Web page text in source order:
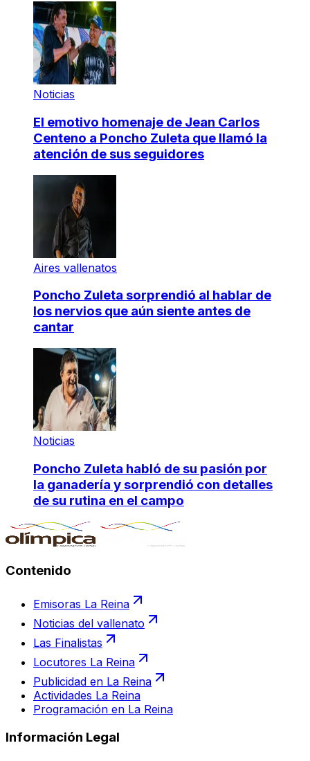
Noticias
El emotivo homenaje de Jean Carlos
Centeno a Poncho Zuleta que llamó la
atención de sus seguidores
Aires vallenatos
Poncho Zuleta sorprendió al hablar de
los nervios que aún siente antes de
cantar
Noticias
Poncho Zuleta habló de su pasión por
la ganadería y sorprendió con detalles
de su rutina en el campo
Contenido
Emisoras La Reina
Noticias del vallenato
Las Finalistas
Locutores La Reina
Publicidad en La Reina
Actividades La Reina
Programación en La Reina
Información Legal